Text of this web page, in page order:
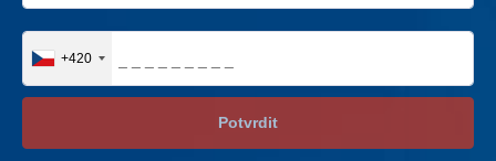
+420
Potvrdit